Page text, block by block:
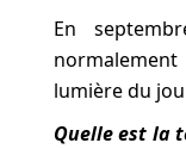
En
lumière du
Quelle est la